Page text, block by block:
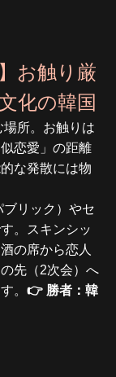
お触り厳
化の韓国
所。お触りは
恋愛」の距離
な発散には物
リック）やセ
。スキンシッ
の席から恋人
先（2次会）へ
。 👉 勝者：韓